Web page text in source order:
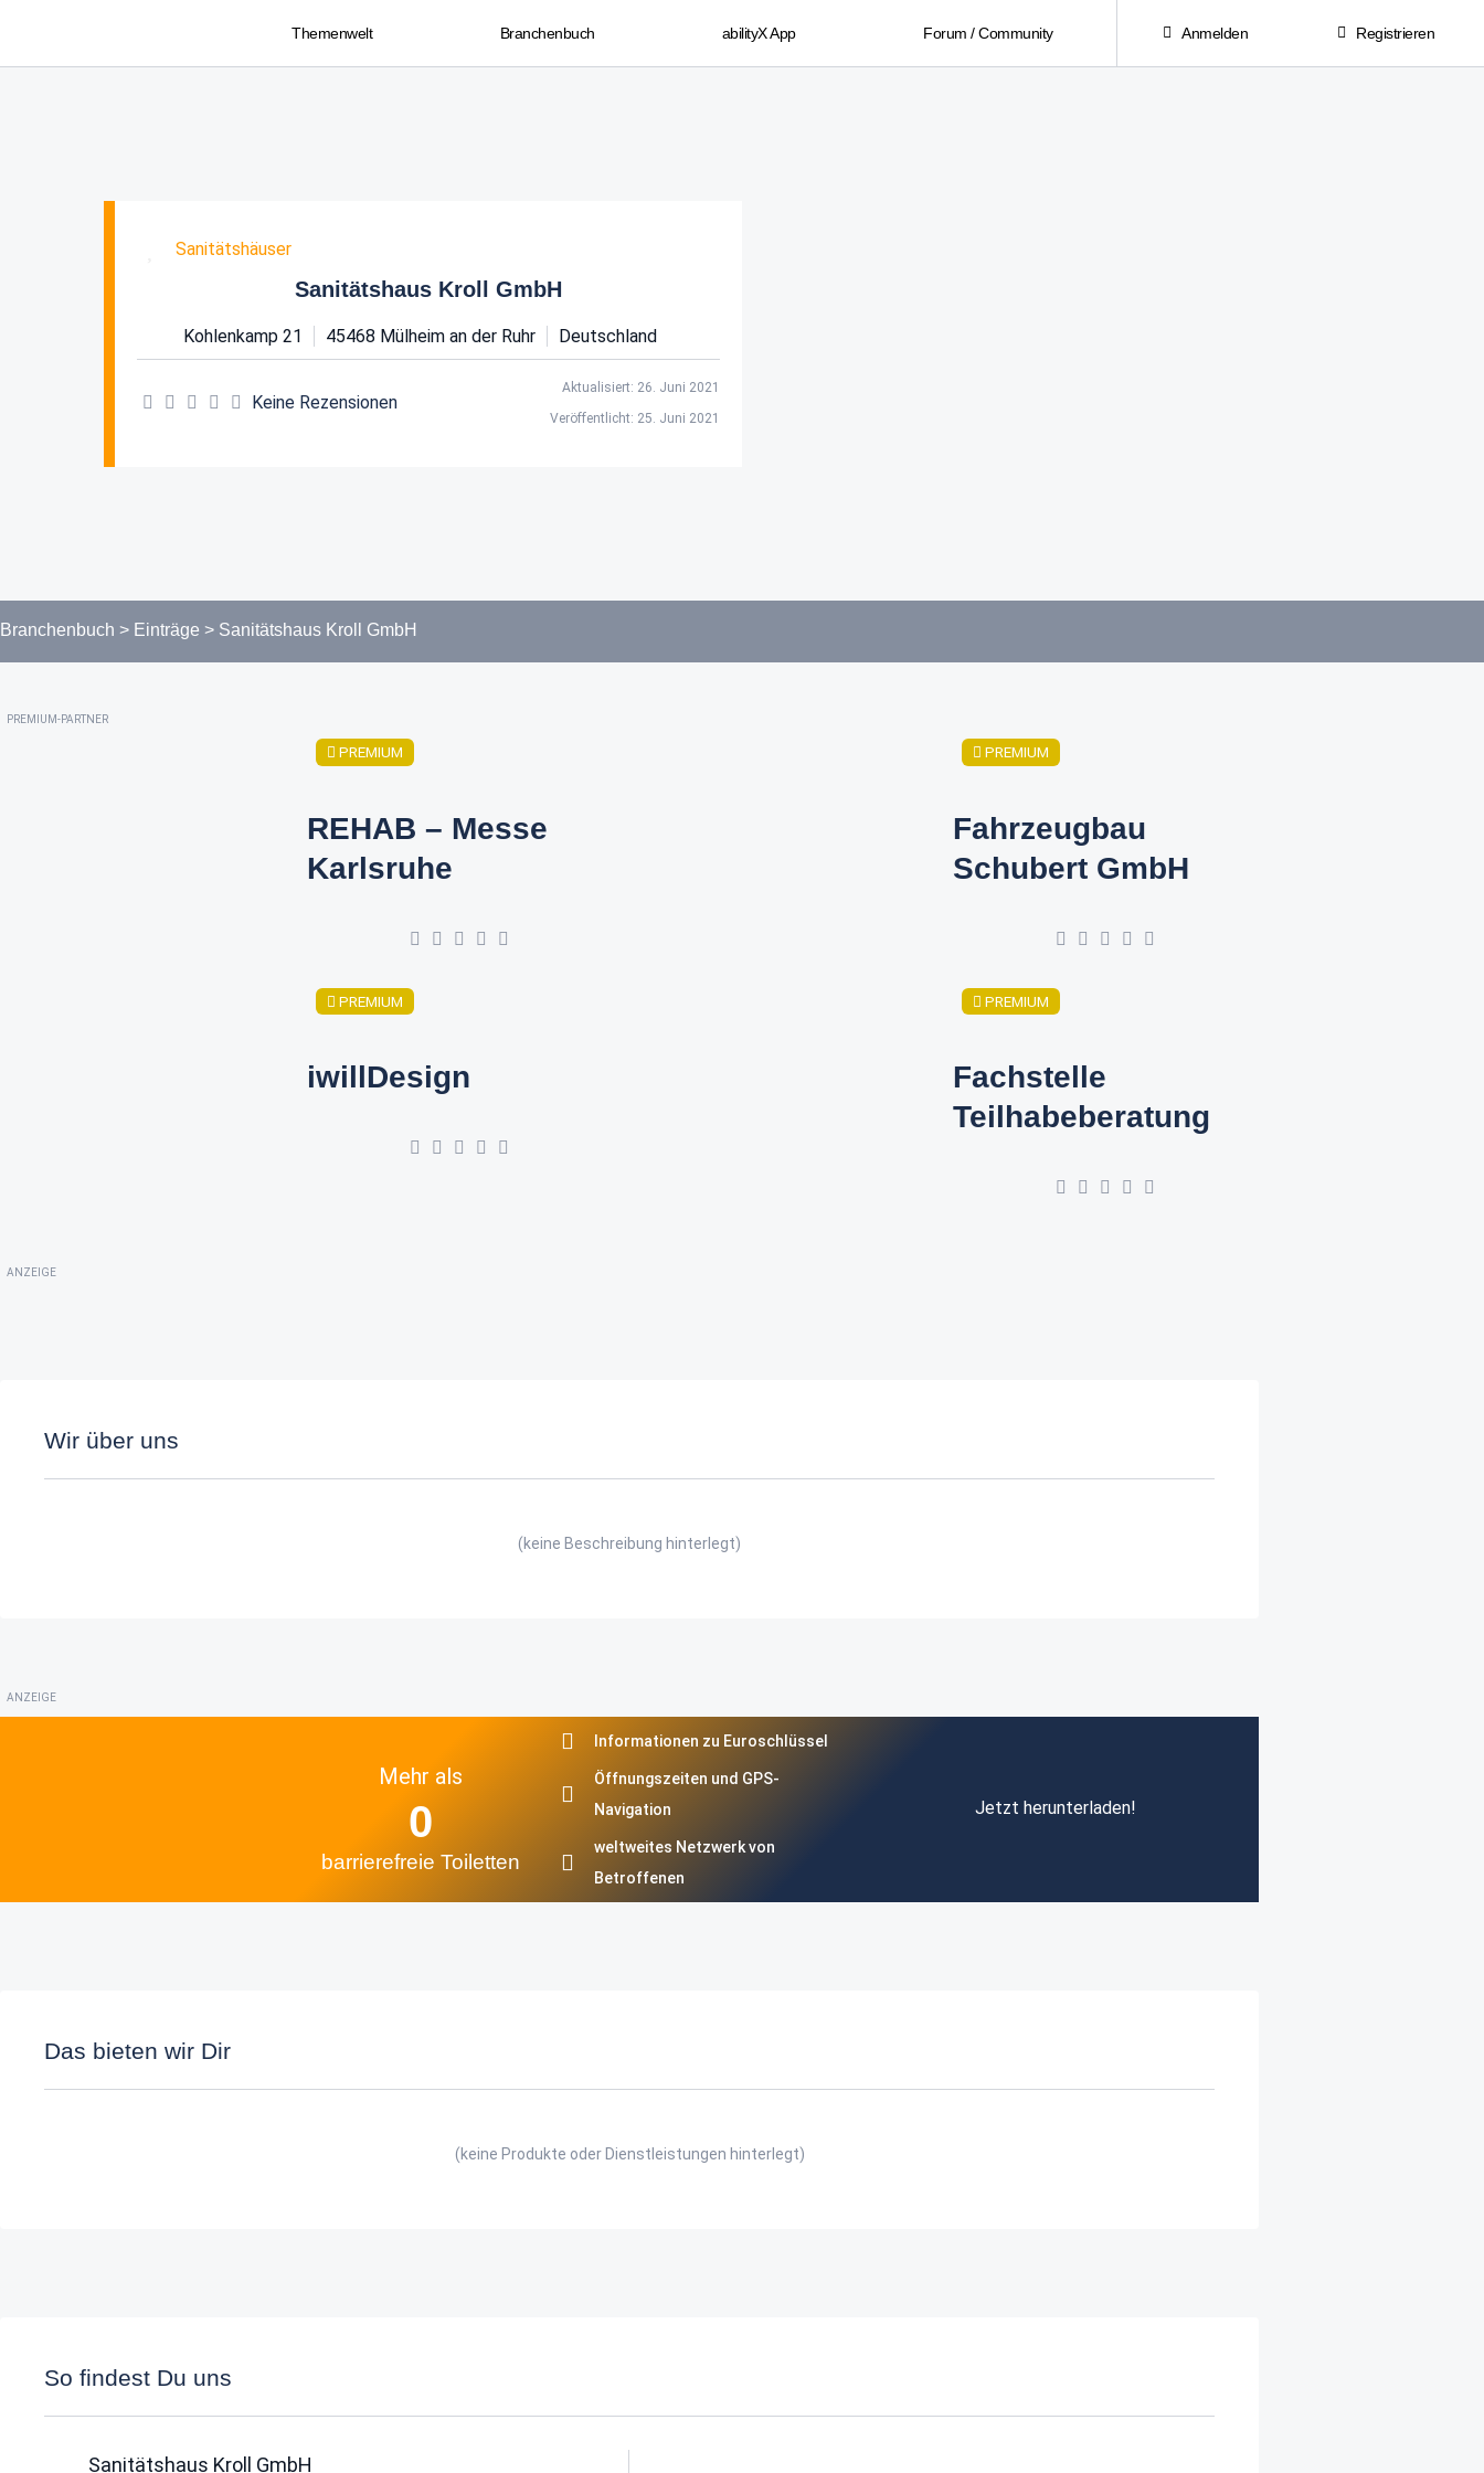
Themenwelt Branchenbuch abilityX App Forum / Community Anmelden Registrieren
Favorit
Sanitätshäuser
Sanitätshaus Kroll GmbH
Kohlenkamp 21 45468 Mülheim an der Ruhr Deutschland
Keine Rezensionen
Aktualisiert: 26. Juni 2021
Veröffentlicht: 25. Juni 2021
Branchenbuch > Einträge > Sanitätshaus Kroll GmbH
PREMIUM-PARTNER
PREMIUM
REHAB – Messe
Karlsruhe
PREMIUM
Fahrzeugbau
Schubert GmbH
PREMIUM
iwillDesign
PREMIUM
Fachstelle
Teilhabeberatung
ANZEIGE
Wir über uns
(keine Beschreibung hinterlegt)
ANZEIGE
Mehr als
barrierefreie Toiletten
0
Informationen zu Euroschlüssel
Öffnungszeiten und GPS-
Navigation
weltweites Netzwerk von
Betroffenen
Jetzt herunterladen!
Das bieten wir Dir
(keine Produkte oder Dienstleistungen hinterlegt)
So findest Du uns
Sanitätshaus Kroll GmbH